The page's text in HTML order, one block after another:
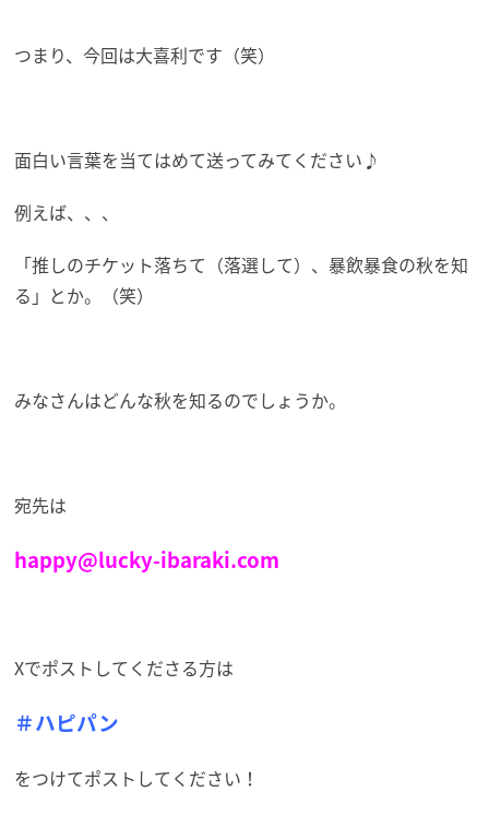
つまり、今回は大喜利です（笑）
面白い言葉を当てはめて送ってみてください♪
例えば、、、
「推しのチケット落ちて（落選して）、暴飲暴食の秋を知
る」とか。（笑）
みなさんはどんな秋を知るのでしょうか。
宛先は
happy@lucky-ibaraki.com
Xでポストしてくださる方は
＃ハピパン
をつけてポストしてください！